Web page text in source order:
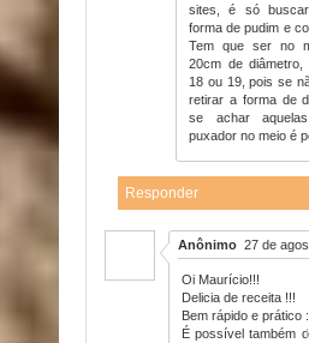
sites, é só
forma de pudim e
Tem que ser no
20cm de diâmetro,
18 ou 19, pois se
retirar a forma de
se achar
puxador no meio é
Responder
Anônimo 27 de
Oi Maurício!!!
Delicia de receita !!!
Bem rápido e prático
É possível também